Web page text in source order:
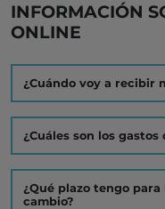
INFORMACIÓN
ONLINE
¿Cuándo voy a recibir
¿Cuáles son los gastos
¿Qué plazo tengo
cambio?